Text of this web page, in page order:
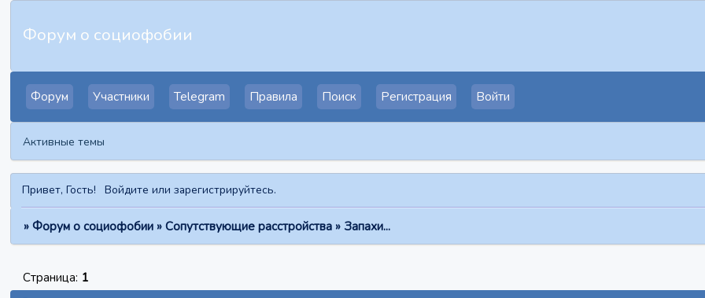
Форум о социофобии
Форум Участники Telegram Правила Поиск Регистрация Войти
Активные темы
Привет, Гость! Войдите илизарегистрируйтесь.
» Форум о социофобии » Сопутствующие расстройства » Запахи...
Страница: 1